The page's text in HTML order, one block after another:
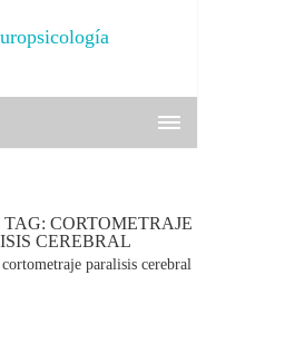
CORTOMETRAJE
CEREBRAL
cortometraje paralisis cerebral